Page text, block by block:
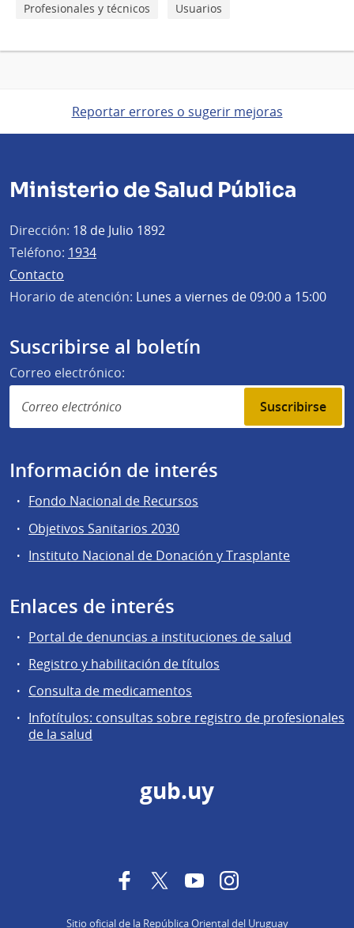
Profesionales y técnicos
Usuarios
Reportar errores o sugerir mejoras
Ministerio de Salud Pública
Dirección: 18 de Julio 1892
Teléfono: 1934
Contacto
Horario de atención: Lunes a viernes de 09:00 a 15:00
Suscribirse al boletín
Correo electrónico:
Suscribirse
Información de interés
Fondo Nacional de Recursos
Objetivos Sanitarios 2030
Instituto Nacional de Donación y Trasplante
Enlaces de interés
Portal de denuncias a instituciones de salud
Registro y habilitación de títulos
Consulta de medicamentos
Infotítulos: consultas sobre registro de profesionales
de la salud
gub.uy
FacebookTwitterYouTubeInstagram
Sitio oficial de la República Oriental del Uruguay